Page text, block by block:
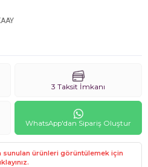
3 Taksit İmkanı
WhatsApp'dan Sipariş Oluştur
sunulan ürünleri görüntülemek için